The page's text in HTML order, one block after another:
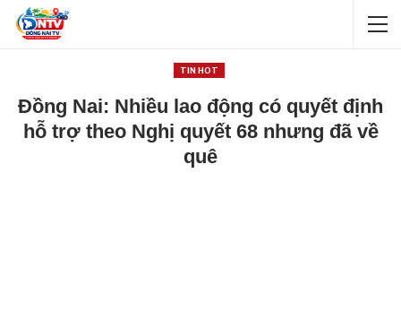
TIN HOT
Đồng Nai: Nhiều lao động có quyết định
hỗ trợ theo Nghị quyết 68 nhưng đã về
quê